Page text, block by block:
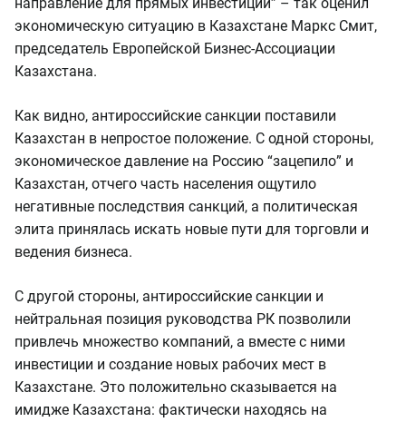
экономическую ситуацию в Казахстане Маркс Смит,
председатель Европейской Бизнес-Ассоциации
Казахстана.
Как видно, антироссийские санкции поставили
Казахстан в непростое положение. С одной стороны,
экономическое давление на Россию “зацепило” и
Казахстан, отчего часть населения ощутило
негативные последствия санкций, а политическая
элита принялась искать новые пути для торговли и
ведения бизнеса.
С другой стороны, антироссийские санкции и
нейтральная позиция руководства РК позволили
привлечь множество компаний, а вместе с ними
инвестиции и создание новых рабочих мест в
Казахстане. Это положительно сказывается на
имидже Казахстана: фактически находясь на